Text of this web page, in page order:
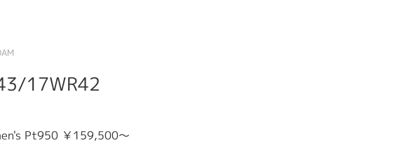
17WR42
Pt950 ￥159,500～